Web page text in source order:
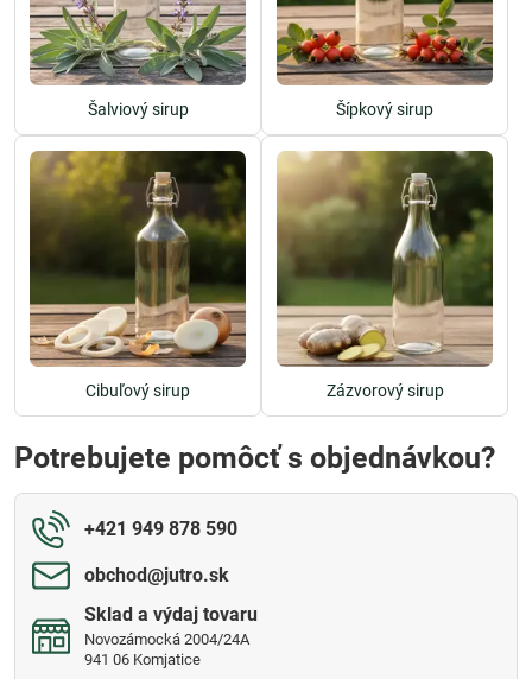
Šalviový sirup Šípkový sirup
Cibuľový sirup Zázvorový sirup
Potrebujete pomôcť s objednávkou?
+421 949 878 590
obchod​@jutro​.sk
Sklad a výdaj tovaru
Novozámocká 2004/24A
941 06 Komjatice